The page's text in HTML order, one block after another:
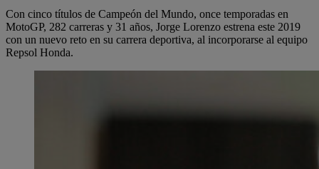
Con cinco títulos de Campeón del Mundo, once temporadas en
MotoGP, 282 carreras y 31 años, Jorge Lorenzo estrena este 2019
con un nuevo reto en su carrera deportiva, al incorporarse al equipo
Repsol Honda.